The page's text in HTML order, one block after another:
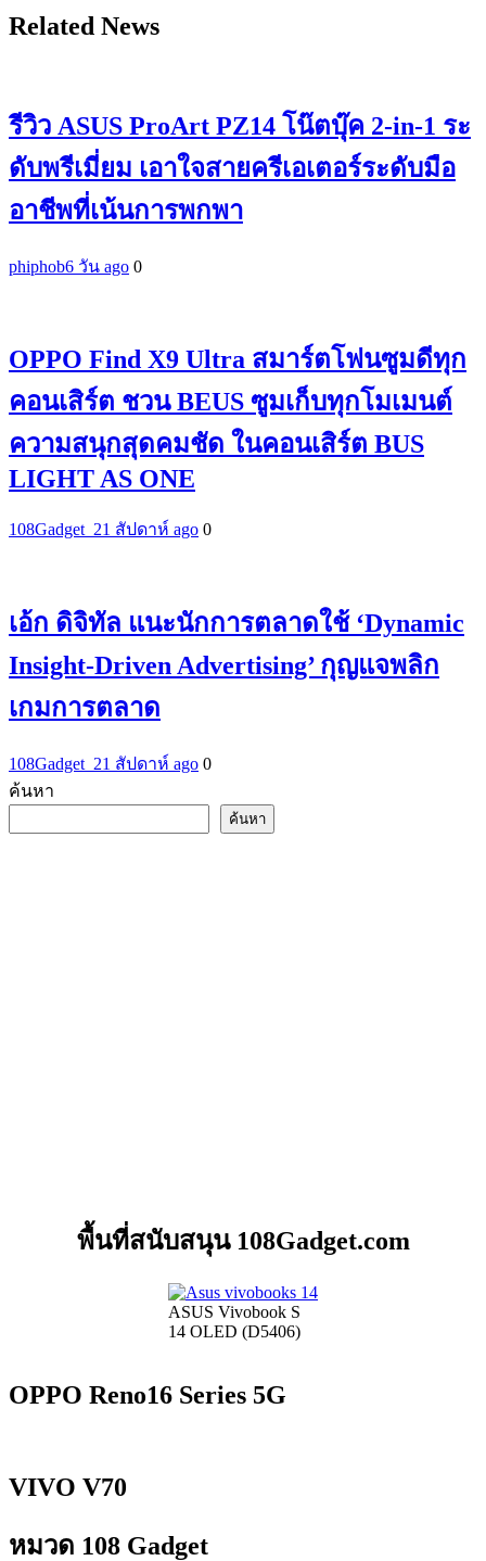
Related News
รีวิว ASUS ProArt PZ14 โน๊ตบุ๊ค 2-in-1 ระ
ดับพรีเมี่ยม เอาใจสายครีเอเตอร์ระดับมือ
อาชีพที่เน้นการพกพา
phiphob6 วัน ago 0
OPPO Find X9 Ultra สมาร์ตโฟนซูมดีทุก
คอนเสิร์ต ชวน BEUS ซูมเก็บทุกโมเมนต์
ความสนุกสุดคมชัด ในคอนเสิร์ต BUS
LIGHT AS ONE
108Gadget_21 สัปดาห์ ago 0
เอ้ก ดิจิทัล แนะนักการตลาดใช้ ‘Dynamic
Insight-Driven Advertising’ กุญแจพลิก
เกมการตลาด
108Gadget_21 สัปดาห์ ago 0
ค้นหา
ค้นหา
พื้นที่สนับสนุน 108Gadget.com
ASUS Vivobook S
14 OLED (D5406)
OPPO Reno16 Series 5G
VIVO V70
หมวด 108 Gadget